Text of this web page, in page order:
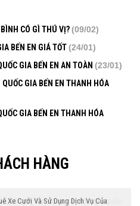
CÓ GÌ THÚ VỊ?(09/02)
BẾN EN GIÁ TỐT(24/01)
GIA BẾN EN AN TOÀN (23/01)
GIA BẾN EN THANH HÓA
GIA BẾN EN THANH HÓA
HÀNG
công ty, tập đoàn, các hội nghị quốc